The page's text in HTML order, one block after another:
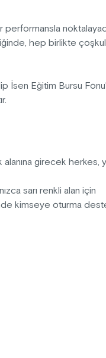
performansla
hep birlikte
İsen Eğitim Bursu
alanına girecek herkes,
sarı renkli alan için
kimseye oturma
ve içecek
erteleme veya
fotoğraf makinası),